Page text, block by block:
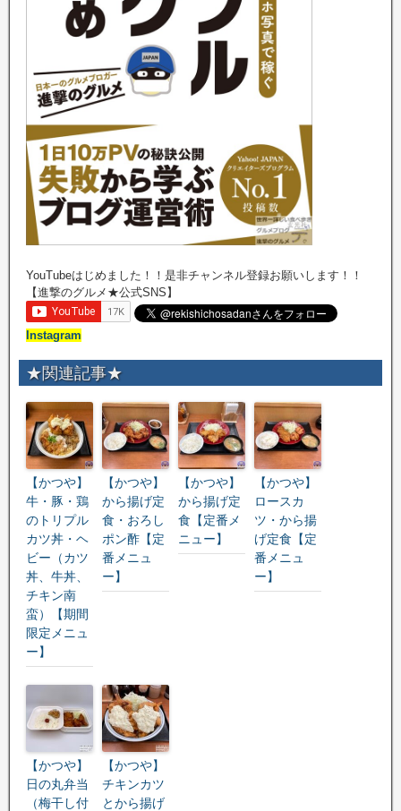
YouTubeはじめました！！是非チャンネル登録お願いします！！
【進撃のグルメ★公式SNS】
Instagram
★関連記事★
【かつや】
牛・豚・鶏
のトリプル
カツ丼・ヘ
ビー（カツ
丼、牛丼、
チキン南
蛮）【期間
限定メニュ
ー】
【かつや】
から揚げ定
食・おろし
ポン酢【定
番メニュ
ー】
【かつや】
から揚げ定
食【定番メ
ニュー】
【かつや】
ロースカ
ツ・から揚
げ定食【定
番メニュ
ー】
【かつや】
日の丸弁当
（梅干し付
【かつや】
チキンカツ
とから揚げ